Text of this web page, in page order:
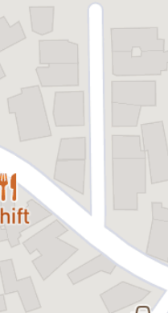
spiritului uman după o
Piesa se concentrează asupra
căror viață perfectă este
în vârstă de patru ani, moare
evidențiază modul în care
fundamental diferite. Becca
ei, în timp ce Howie se agață
apar din aceste abordări
căsnicia.
Rabbit Hole
este o explorare
înseamnă să supraviețuiești
puterea de a te reface, chiar
constantă. În ciuda subiectului
un mesaj despre speranță și
mai departe.